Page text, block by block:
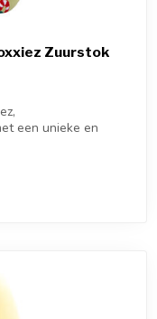
Zuurstok
een unieke en